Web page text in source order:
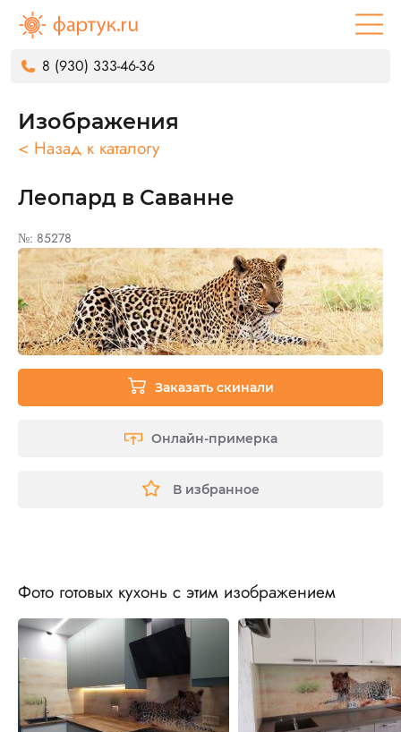
8 (930) 333-46-36
Изображения
< Назад к каталогу
Леопард в Саванне
№: 85278
Заказать скинали
Онлайн-примерка
В избранное
Фото готовых кухонь с этим изображением